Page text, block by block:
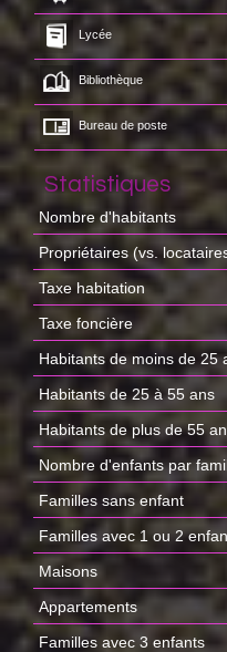
Lycée
Bibliothèque
Bureau de poste
Statistiques
Nombre d'habitants
Propriétaires (vs.
Taxe habitation
Taxe foncière
Habitants de moins de 25
Habitants de 25 à 55 ans
Habitants de plus de 55
Nombre d'enfants par
Familles sans enfant
Familles avec 1 ou 2
Maisons
Appartements
Familles avec 3 enfants